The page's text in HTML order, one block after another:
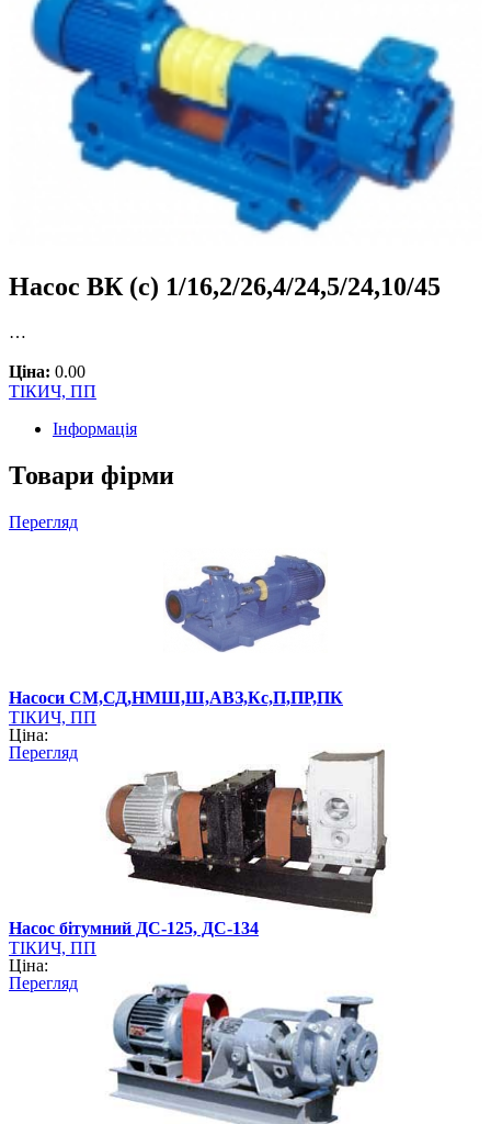
Насос ВК (с) 1/16,2/26,4/24,5/24,10/45
…
Ціна: 0.00
ТІКИЧ, ПП
Інформація
Товари фірми
Перегляд
Насоси СМ,СД,НМШ,Ш,АВЗ,Кс,П,ПР,ПК
ТІКИЧ, ПП
Ціна:
Перегляд
Насос бітумний ДС-125, ДС-134
ТІКИЧ, ПП
Ціна:
Перегляд